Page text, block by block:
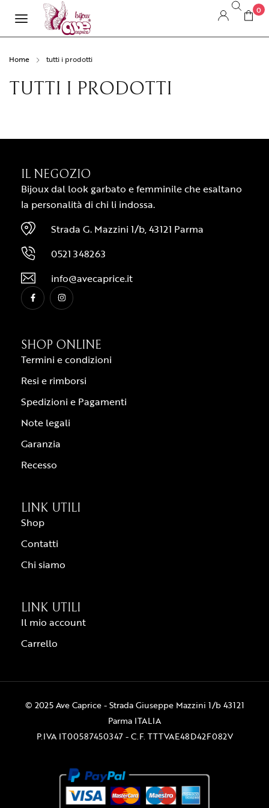
0
Home tutti i prodotti
TUTTI I PRODOTTI
IL NEGOZIO
Bijoux dal look garbato e femminile che esaltano
la personalità di chi li indossa.
Strada G. Mazzini 1/b, 43121 Parma
0521 348263
info@avecaprice.it
SHOP ONLINE
Termini e condizioni
Resi e rimborsi
Spedizioni e Pagamenti
Note legali
Garanzia
Recesso
LINK UTILI
Shop
Contatti
Chi siamo
LINK UTILI
Il mio account
Carrello
© 2025 Ave Caprice - Strada Giuseppe Mazzini 1/b 43121
Parma ITALIA
P.IVA IT00587450347 - C.F. TTTVAE48D42F082V